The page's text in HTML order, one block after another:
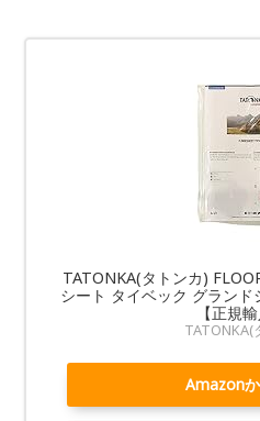
TATONKA(タトンカ)
シート タイベック グラン
【正規
TATONKA(
Amazon